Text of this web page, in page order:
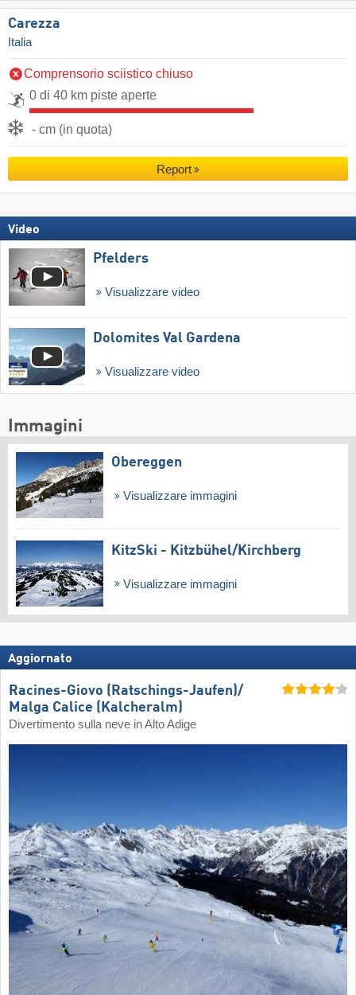
Carezza
Italia
Comprensorio sciistico chiuso
0 di 40 km piste aperte
- cm (in quota)
Report
Video
Pfelders
Visualizzare video
Dolomites Val Gardena
Visualizzare video
Immagini
Obereggen
Visualizzare immagini
KitzSki - Kitzbühel/​Kirchberg
Visualizzare immagini
Aggiornato
Racines-Giovo (Ratschings-Jaufen)/​
Malga Calice (Kalcheralm)
Divertimento sulla neve in Alto Adige